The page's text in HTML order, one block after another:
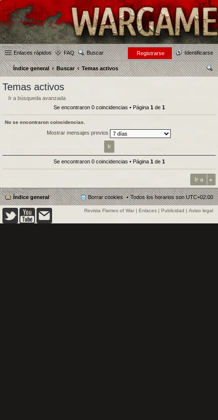
Enlaces rápidos FAQ Buscar Identificarse
Registrarse
Índice general Buscar
Temas activos
Temas activos
Ir a búsqueda avanzada
Se encontraron 0 coincidencias • Página 1de 1
No se encontraron coincidencias.
Mostrar mensajes previos
Se encontraron 0 coincidencias • Página 1de 1
Ir a
Índice general Todos los horarios sonUTC+02:00
Borrar cookies
Revista Flames of War | Enlaces | Publicidad | Aviso legal